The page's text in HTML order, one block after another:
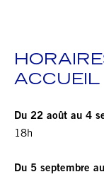
ACCUEIL
Du 22 août au 4
18h
Du 5 septembre